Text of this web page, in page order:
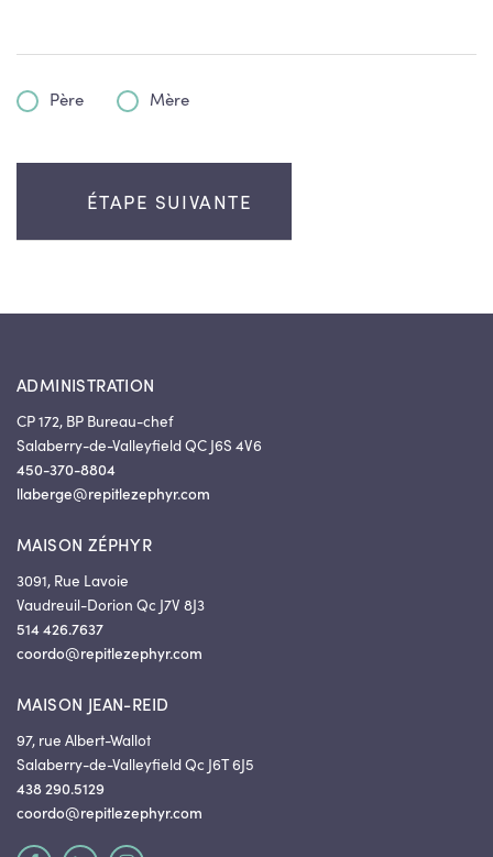
Père Mère
ADMINISTRATION
CP 172, BP Bureau-chef
Salaberry-de-Valleyfield QC J6S 4V6
450-370-8804
llaberge@repitlezephyr.com
MAISON ZÉPHYR
3091, Rue Lavoie
Vaudreuil-Dorion Qc J7V 8J3
514 426.7637
coordo@repitlezephyr.com
MAISON JEAN-REID
97, rue Albert-Wallot
Salaberry-de-Valleyfield Qc J6T 6J5
438 290.5129
coordo@repitlezephyr.com